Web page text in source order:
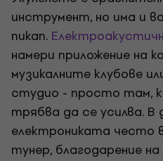
инструмент, но има и
пикап.
намери приложение на
музикалните клубове
студио - просто там,
трябва да се усилва. В
електрониката често
тунер, благодарение